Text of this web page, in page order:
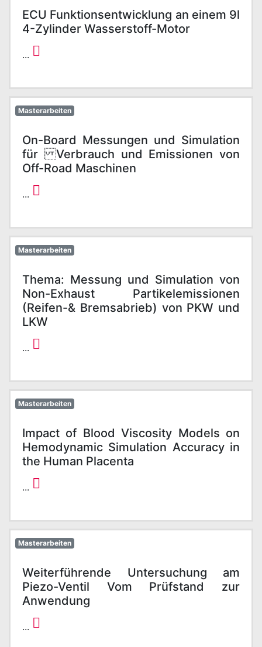
ECU Funktionsentwicklung an einem 9l
4-Zylinder Wasserstoff-Motor
...
Masterarbeiten
On-Board Messungen und Simulation
für Verbrauch und Emissionen von
Off-Road Maschinen
...
Masterarbeiten
Thema: Messung und Simulation von
Non-Exhaust Partikelemissionen
(Reifen-& Bremsabrieb) von PKW und
LKW
...
Masterarbeiten
Impact of Blood Viscosity Models on
Hemodynamic Simulation Accuracy in
the Human Placenta
...
Masterarbeiten
Weiterführende Untersuchung am
Piezo-Ventil Vom Prüfstand zur
Anwendung
...